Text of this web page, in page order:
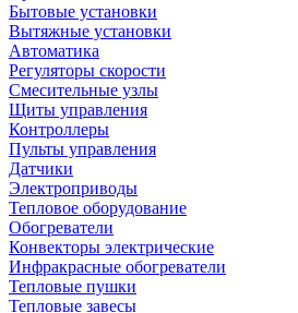
Бытовые установки
Вытяжные установки
Автоматика
Регуляторы скорости
Смесительные узлы
Щиты управления
Контроллеры
Пульты управления
Датчики
Электроприводы
Тепловое оборудование
Обогреватели
Конвекторы электрические
Инфракрасные обогреватели
Тепловые пушки
Тепловые завесы